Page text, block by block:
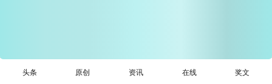
头条 原创 资讯 在线 奖文